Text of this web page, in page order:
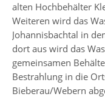
alten Hochbehälter
Weiteren wird das
Johannisbachtal in
dort aus wird das
gemeinsamen
Bestrahlung in die
Bieberau/Webern